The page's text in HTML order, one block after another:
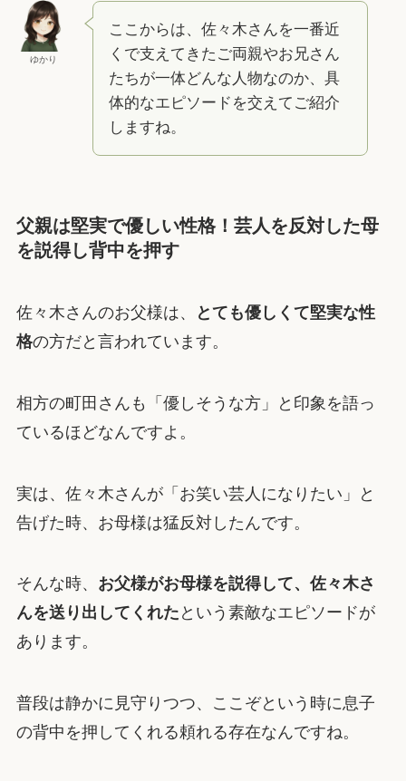
ゆかり
ここからは、佐々木さんを一番近
くで支えてきたご両親やお兄さん
たちが一体どんな人物なのか、具
体的なエピソードを交えてご紹介
しますね。
父親は堅実で優しい性格！芸人を反対した母
を説得し背中を押す
佐々木さんのお父様は、
とても優しくて堅実な性
格の方だと言われています。
相方の町田さんも「優しそうな方」と印象を語っ
ているほどなんですよ。
実は、佐々木さんが「お笑い芸人になりたい」と
告げた時、お母様は猛反対したんです。
そんな時、 お父様がお母様を説得して、佐々木さ
んを送り出してくれた という素敵なエピソードが
あります。
普段は静かに見守りつつ、ここぞという時に息子
の背中を押してくれる頼れる存在なんですね。